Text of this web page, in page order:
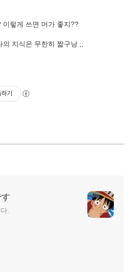
이렇게 쓰면 머가 좋지??
지식은 무한히 짧구낭 ;;
기
.